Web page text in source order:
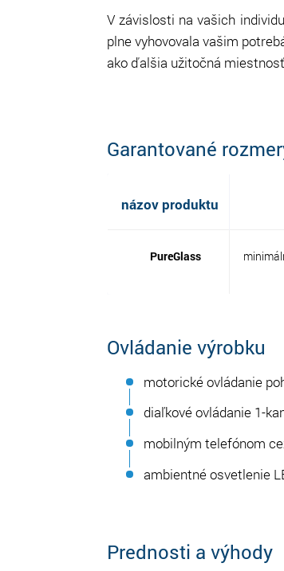
V závislosti na vašich
plne vyhovovala vašim
ako ďalšia užitočná
Garantované
názov produktu
PureGlass
Ovládanie výrobku
motorické ovládanie
diaľkové ovládanie 1-
mobilným telefónom
ambientné osvetlenie
Prednosti a výhody